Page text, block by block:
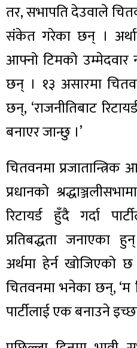
तर, सभापति देउवाले
संकेत गरेका छन् ।
आफ्नो टिमको
छन् । १३ असारमा
छन्, ‘राजनीतिबाट
बनाएर जान्छु ।’
चितवनमा प्रजातान्त्रिक
प्रधानको
रिटायर्ड हुँदै गर्दा
प्रतिबद्धता जनाएका
अर्थमा हेर्न खोजिएको
चितवनमा भनेका छन्, ‘म
पार्टीलाई एक बनाउने